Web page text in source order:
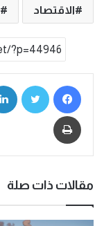
الاقتصاد
مقالات ذات صلة